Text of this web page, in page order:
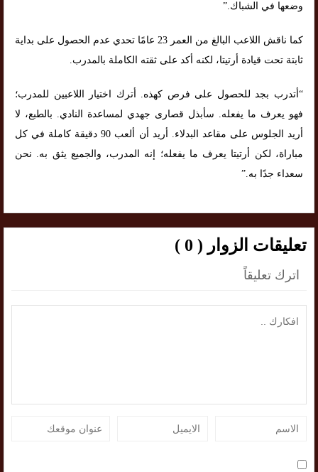
وضعها في الشباك.”
كما ناقش اللاعب البالغ من العمر 23 عامًا تحدي عدم الحصول على بداية
ثابتة تحت قيادة أرتيتا، لكنه أكد على ثقته الكاملة بالمدرب.
“أتدرب بجد للحصول على فرص كهذه. أترك اختيار اللاعبين للمدرب؛
فهو يعرف ما يفعله. سأبذل قصارى جهدي لمساعدة النادي. بالطبع، لا
أريد الجلوس على مقاعد البدلاء. أريد أن ألعب 90 دقيقة كاملة في كل
مباراة، لكن أرتيتا يعرف ما يفعله؛ إنه المدرب، والجميع يثق به. نحن
سعداء جدًا به.”
تعليقات الزوار ( 0 )
اترك تعليقاً